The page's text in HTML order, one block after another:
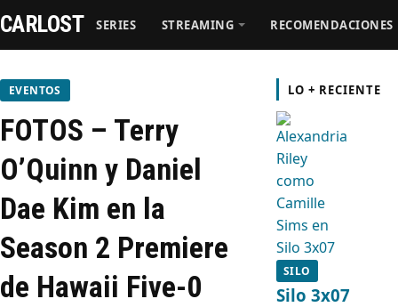
Series
Streaming
Recomendaciones
Webisodios
CARLOST SERIES STREAMING RECOMENDACIONES
EVENTOS
FOTOS – Terry
O’Quinn y Daniel
Dae Kim en la
Season 2 Premiere
de Hawaii Five-0
LO + RECIENTE
SILO
Silo 3x07